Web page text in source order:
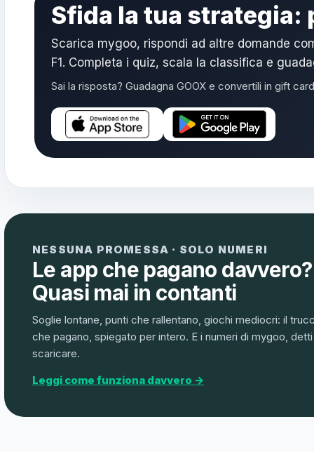
Sfida la tua strategia:
Scarica mygoo, rispondi ad altre domande
F1. Completa i quiz, scala la classifica e
Sai la risposta? Guadagna GOOX e convertili in gift
NESSUNA PROMESSA · SOLO NUMERI
Le app che pagano davvero?
Quasi mai in contanti
Soglie lontane, punti che rallentano, giochi mediocri: il
che pagano, spiegato per intero. E i numeri di mygoo,
scaricare.
Leggi come funziona davvero →